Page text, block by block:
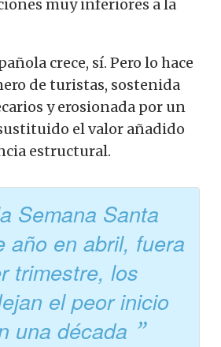
muy inferiores a la
crece, sí. Pero lo hace
de turistas, sostenida
y erosionada por un
el valor añadido
estructural.
Semana Santa
año en abril, fuera
trimestre, los
el peor inicio
una década